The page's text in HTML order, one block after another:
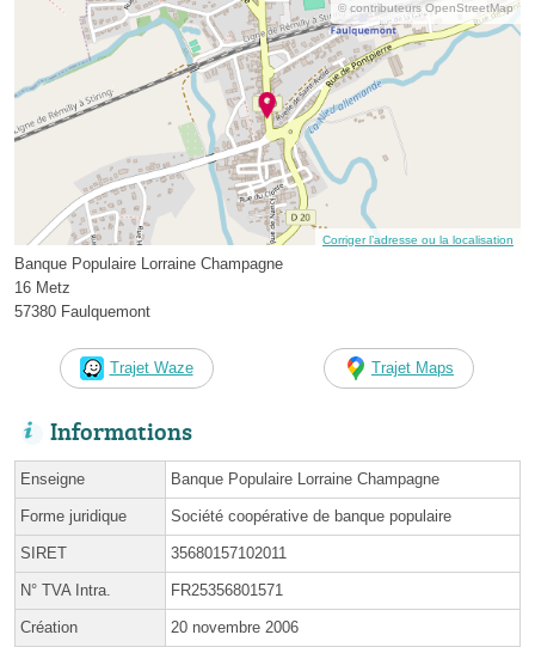
© contributeurs OpenStreetMap
Corriger l’adresse ou la localisation
Banque Populaire Lorraine Champagne
16 Metz
57380 Faulquemont
Trajet Waze Trajet Maps
Informations
Enseigne Banque Populaire Lorraine Champagne
Forme juridique Société coopérative de banque populaire
SIRET 35680157102011
N° TVA Intra. FR25356801571
Création 20 novembre 2006